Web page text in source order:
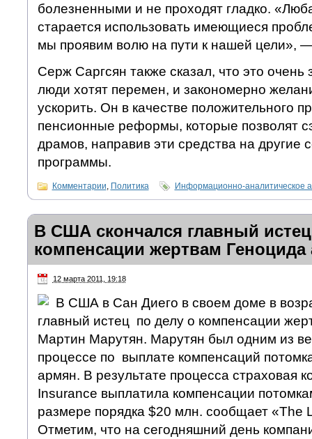
болезненными и не проходят гладко.
старается использовать имеющиеся
мы проявим волю на пути к нашей цели»,
Серж Саргсян также сказал, что это очень
люди хотят перемен, и закономерно
ускорить. Он в качестве положительного
пенсионные реформы, которые позволят
драмов, направив эти средства на другие
программы.
Комментарии, Политика Информационно-аналитическое
В США скончался главный
компенсации жертвам Геноцида
12 марта 2011, 19:18
В США в Сан Диего в своем доме в
главный истец по делу о компенсации
Мартин Марутян. Марутян был одним из
процессе по выплате компенсаций
армян. В результате процесса страховая
Insurance выплатила компенсации
размере порядка $20 млн. сообщает «The
Отметим, что на сегодняшний день